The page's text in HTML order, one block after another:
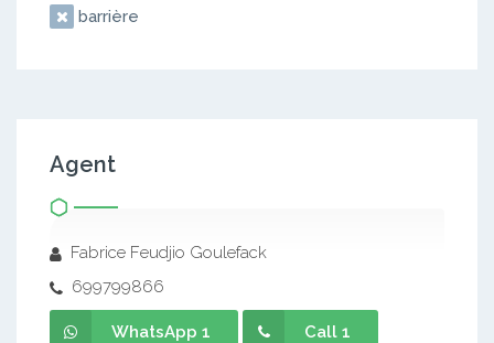
barrière
Agent
Fabrice Feudjio Goulefack
699799866
WhatsApp 1 Call 1